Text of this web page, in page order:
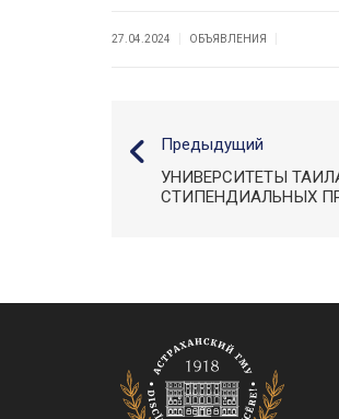
27.04.2024 ОБЪЯВЛЕНИЯ
Предыдущий
УНИВЕРСИТЕТЫ
СТИПЕНДИАЛЬНЫХ